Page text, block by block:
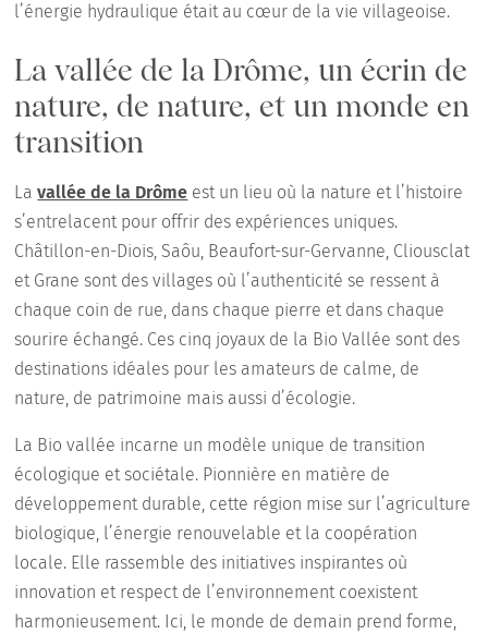
l’énergie hydraulique était au cœur de la vie villageoise.
La vallée de la Drôme, un écrin de
nature, de nature, et un monde en
transition
Lavallée de la Drôme est un lieu où la nature et l’histoire
s’entrelacent pour offrir des expériences uniques.
Châtillon-en-Diois, Saôu, Beaufort-sur-Gervanne, Cliousclat
et Grane sont des villages où l’authenticité se ressent à
chaque coin de rue, dans chaque pierre et dans chaque
sourire échangé. Ces cinq joyaux de la Bio Vallée sont des
destinations idéales pour les amateurs de calme, de
nature, de patrimoine mais aussi d’écologie.
La Bio vallée incarne un modèle unique de transition
écologique et sociétale. Pionnière en matière de
développement durable, cette région mise sur l’agriculture
biologique, l’énergie renouvelable et la coopération
locale. Elle rassemble des initiatives inspirantes où
innovation et respect de l’environnement coexistent
harmonieusement. Ici, le monde de demain prend forme,